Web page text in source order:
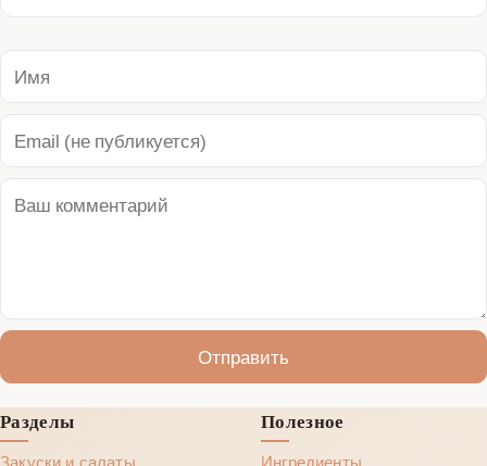
Отправить
Разделы
Закуски и салаты
Полезное
Ингредиенты